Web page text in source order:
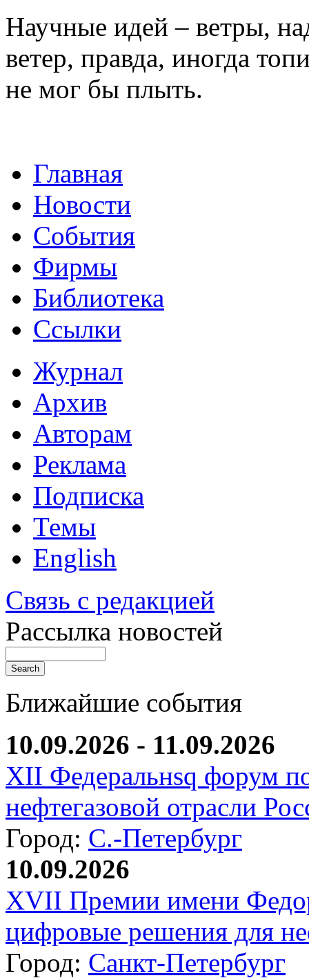
Научные идей – ветры,
ветер, правда, иногда
не мог бы плыть.
Главная
Новости
События
Фирмы
Библиотека
Ссылки
Журнал
Архив
Авторам
Реклама
Подписка
Темы
English
Связь с редакцией
Рассылка новостей
Ближайшие события
10.09.2026 - 11.09.2026
XII Федеральнsq форум
нефтегазовой отрасли
Город: С.-Петербург
10.09.2026
XVII Премии имени
цифровые решения для
Город: Санкт-Петербург